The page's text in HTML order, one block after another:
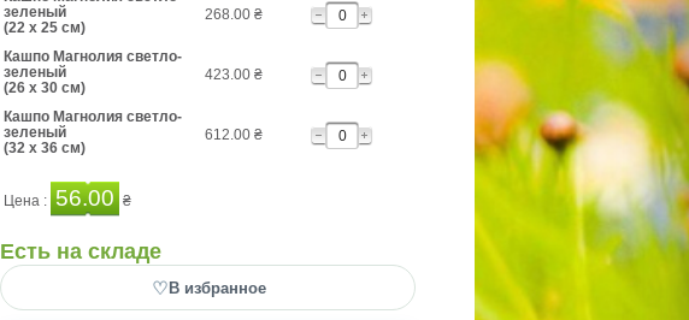
зеленый
(22 x 25 см)
268.00 ₴
Кашпо Магнолия светло-
зеленый
(26 x 30 см)
423.00 ₴
Кашпо Магнолия светло-
зеленый
(32 x 36 см)
612.00 ₴
Цена : 56.00 ₴
Есть на складе
♡В избранное